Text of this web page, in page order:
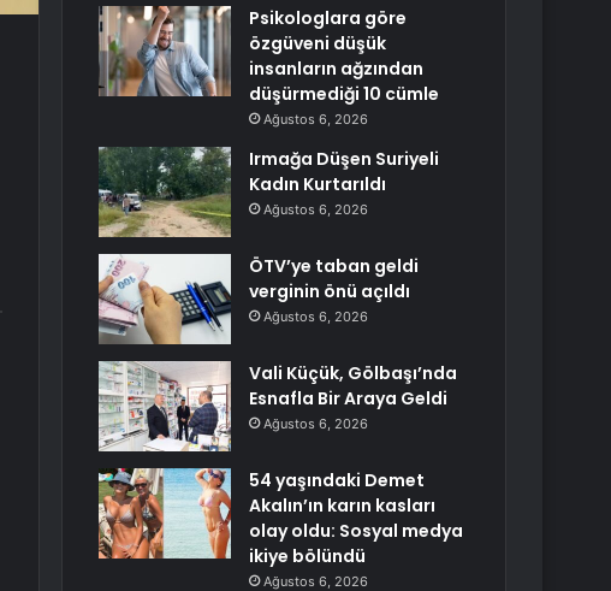
Psikologlara göre
özgüveni düşük
insanların ağzından
düşürmediği 10 cümle
Ağustos 6, 2026
Irmağa Düşen Suriyeli
Kadın Kurtarıldı
Ağustos 6, 2026
ÖTV’ye taban geldi
verginin önü açıldı
Ağustos 6, 2026
Vali Küçük, Gölbaşı’nda
Esnafla Bir Araya Geldi
Ağustos 6, 2026
54 yaşındaki Demet
Akalın’ın karın kasları
olay oldu: Sosyal medya
ikiye bölündü
Ağustos 6, 2026